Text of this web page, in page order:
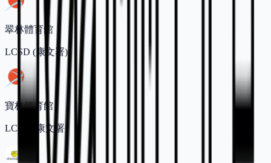
翠林體育館
LCSD (康文署)
寶林體育館
LCSD (康文署)